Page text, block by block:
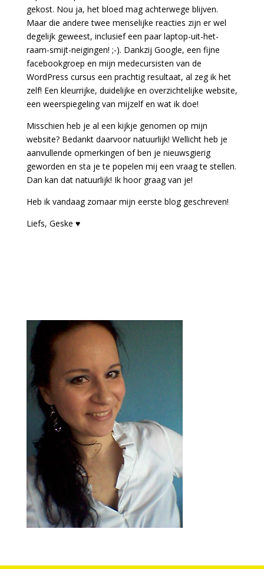
gekost. Nou ja, het bloed mag achterwege blijven.
Maar die andere twee menselijke reacties zijn er wel
degelijk geweest, inclusief een paar laptop-uit-het-
raam-smijt-neigingen! ;-). Dankzij Google, een fijne
facebookgroep en mijn medecursisten van de
WordPress cursus een prachtig resultaat, al zeg ik het
zelf! Een kleurrijke, duidelijke en overzichtelijke website,
een weerspiegeling van mijzelf en wat ik doe!
Misschien heb je al een kijkje genomen op mijn
website? Bedankt daarvoor natuurlijk! Wellicht heb je
aanvullende opmerkingen of ben je nieuwsgierig
geworden en sta je te popelen mij een vraag te stellen.
Dan kan dat natuurlijk! Ik hoor graag van je!
Heb ik vandaag zomaar mijn eerste blog geschreven!
Liefs, Geske ♥